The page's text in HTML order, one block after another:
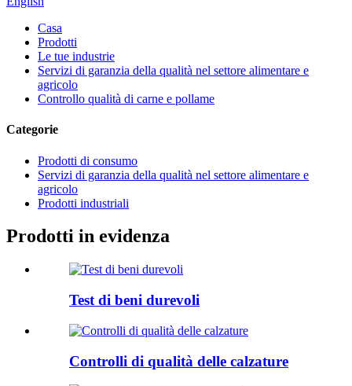
Casa
Prodotti
Le tue industrie
Servizi di garanzia della qualità nel settore alimentare e
agricolo
Controllo qualità di carne e pollame
Categorie
Prodotti di consumo
Servizi di garanzia della qualità nel settore alimentare e
agricolo
Prodotti industriali
Prodotti in evidenza
Test di beni durevoli
Controlli di qualità delle calzature